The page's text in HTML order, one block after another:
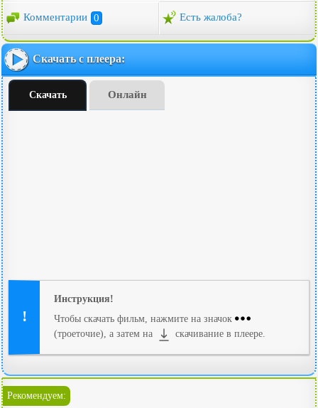
Комментарии 0 Есть жалоба?
Скачать с плеера:
Скачать Онлайн
Инструкция!
Чтобы скачать фильм, нажмите на значок
(троеточие), а затем на
скачивание в плеере.
Рекомендуем: